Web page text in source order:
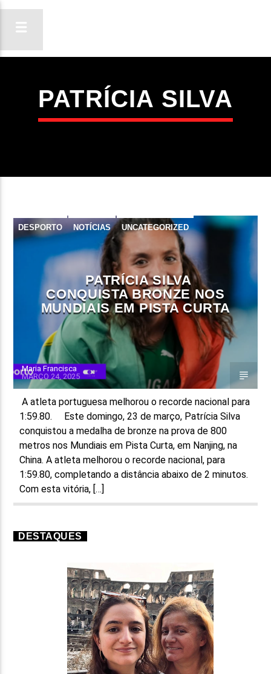
ON FM
LIGA-TE
FAIXA ATUAL
TÍTULO
ARTISTA
ON FM
PATRÍCIA SILVA
DESPORTO NOTÍCIAS UNCATEGORIZED
PATRÍCIA SILVA
CONQUISTA BRONZE NOS
MUNDIAIS EM PISTA CURTA
Maria Francisca
MARÇO 24, 2025
A atleta portuguesa melhorou o recorde nacional para
1:59.80. Este domingo, 23 de março, Patrícia Silva
conquistou a medalha de bronze na prova de 800
metros nos Mundiais em Pista Curta, em Nanjing, na
China. A atleta melhorou o recorde nacional, para
1:59.80, completando a distância abaixo de 2 minutos.
Com esta vitória, […]
DESTAQUES